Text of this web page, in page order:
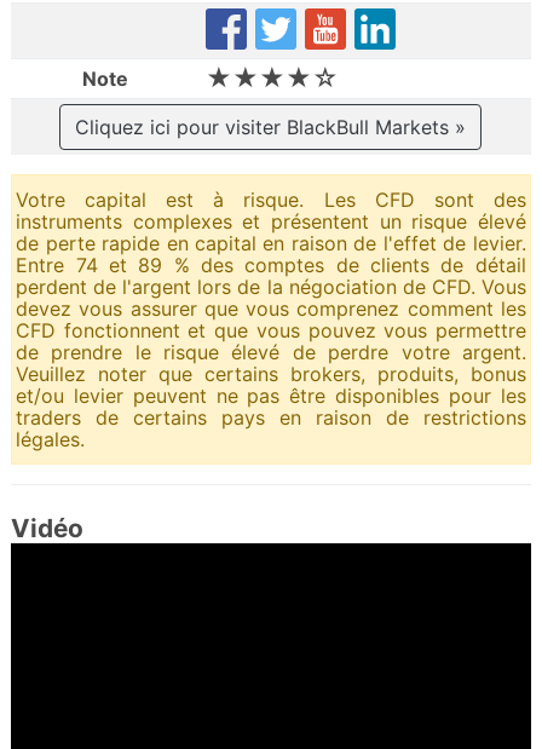
Note ★★★★☆
Cliquez ici pour visiter BlackBull Markets »
Votre capital est à risque. Les CFD sont des
instruments complexes et présentent un risque élevé
de perte rapide en capital en raison de l'effet de levier.
Entre 74 et 89 % des comptes de clients de détail
perdent de l'argent lors de la négociation de CFD. Vous
devez vous assurer que vous comprenez comment les
CFD fonctionnent et que vous pouvez vous permettre
de prendre le risque élevé de perdre votre argent.
Veuillez noter que certains brokers, produits, bonus
et/ou levier peuvent ne pas être disponibles pour les
traders de certains pays en raison de restrictions
légales.
Vidéo